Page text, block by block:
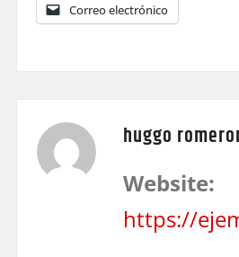
Correo electrónico
huggo
Website:
https://